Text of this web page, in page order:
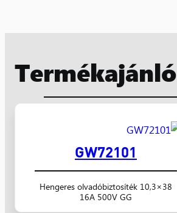
Termékajánló
GW72101
Hengeres olvadóbiztosíték 10,3×38
16A 500V GG